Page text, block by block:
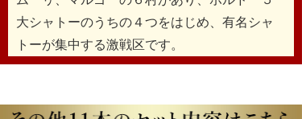
大シャトーのうちの４つをはじめ、有名シャ
トーが集中する激戦区です。